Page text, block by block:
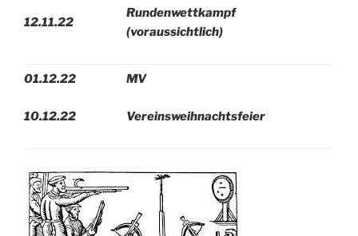
12.11.22
Rundenwettkampf
(voraussichtlich)
01.12.22
10.12.22
MV
Vereinsweihnachtsfeier